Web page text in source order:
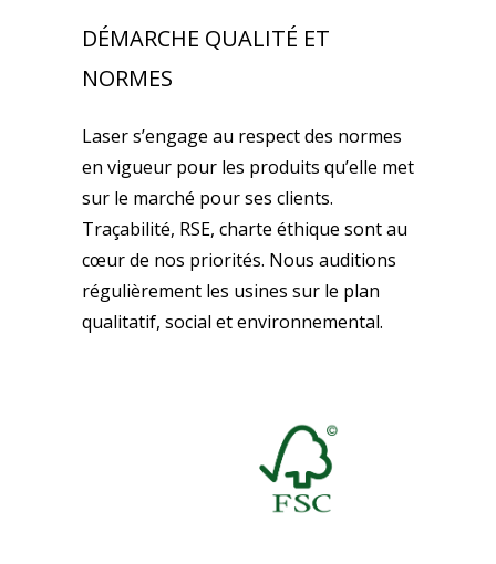
DÉMARCHE QUALITÉ ET
NORMES
Laser s’engage au respect des normes
en vigueur pour les produits qu’elle met
sur le marché pour ses clients.
Traçabilité, RSE, charte éthique sont au
cœur de nos priorités. Nous auditions
régulièrement les usines sur le plan
qualitatif, social et environnemental.